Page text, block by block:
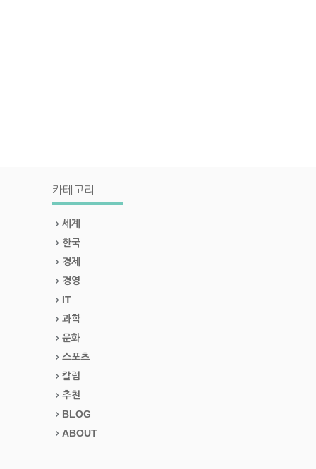
카테고리
세계
한국
경제
경영
IT
과학
문화
스포츠
칼럼
추천
BLOG
ABOUT